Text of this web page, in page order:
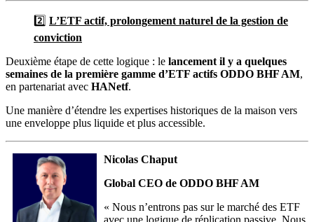
2️⃣ L’ETF actif, prolongement naturel de la gestion de
conviction
Deuxième étape de cette logique : le lancement il y a quelques
semaines de la première gamme d’ETF actifs ODDO BHF AM,
en partenariat avec HANetf.
Une manière d’étendre les expertises historiques de la maison vers
une enveloppe plus liquide et plus accessible.
Nicolas Chaput
Global CEO de ODDO BHF AM
« Nous n’entrons pas sur le marché des ETF
avec une logique de réplication passive. Nous